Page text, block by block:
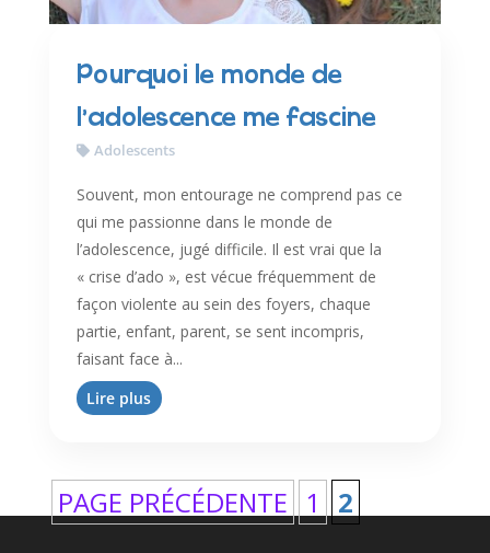
Pourquoi le monde de
l’adolescence me fascine
Adolescents
Souvent, mon entourage ne comprend pas ce
qui me passionne dans le monde de
l’adolescence, jugé difficile. Il est vrai que la
« crise d’ado », est vécue fréquemment de
façon violente au sein des foyers, chaque
partie, enfant, parent, se sent incompris,
faisant face à...
Lire plus
PAGE PRÉCÉDENTE 1 2